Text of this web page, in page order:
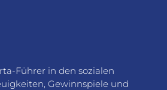
Führer in den sozialen
Gewinnspiele und